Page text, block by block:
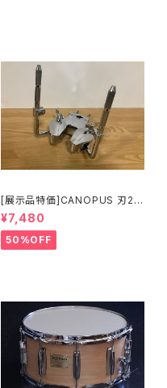
[展示品特価]CANOPUS 刃2専
用ダブルタムクランプ Y-WTC
¥7,480
50%OFF